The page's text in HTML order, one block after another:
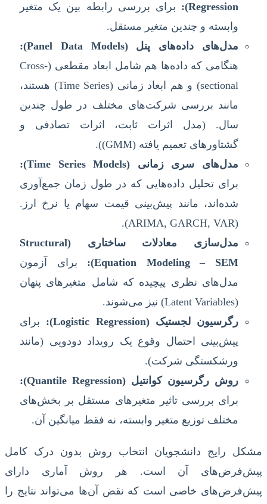
Regression):
برای بررسی رابطه بین یک متغیر
وابسته و چندین متغیر مستقل.
مدل‌های داده‌های پنل (Panel Data Models):
هنگامی که داده‌ها هم شامل ابعاد مقطعی (Cross-
sectional) و هم ابعاد زمانی (Time Series) هستند،
مانند بررسی شرکت‌های مختلف در طول چندین
سال. (مدل اثرات ثابت، اثرات تصادفی و
گشتاورهای تعمیم یافته (GMM)).
مدل‌های سری زمانی (Time Series Models):
برای تحلیل داده‌هایی که در طول زمان جمع‌آوری
شده‌اند، مانند پیش‌بینی قیمت سهام یا نرخ ارز.
(ARIMA, GARCH, VAR).
مدل‌سازی معادلات ساختاری (Structural
Equation Modeling – SEM):
برای آزمون
مدل‌های نظری پیچیده که شامل متغیرهای پنهان
(Latent Variables) نیز می‌شوند.
رگرسیون لجستیک (Logistic Regression):
برای
پیش‌بینی احتمال وقوع یک رویداد دودویی (مانند
ورشکستگی شرکت).
روش رگرسیون کوانتیل (Quantile Regression):
برای بررسی تاثیر متغیرهای مستقل بر بخش‌های
مختلف توزیع متغیر وابسته، نه فقط میانگین آن.
مشکل رایج دانشجویان انتخاب روش بدون درک کامل
پیش‌فرض‌های آن است. هر روش آماری دارای
پیش‌فرض‌های خاصی است که نقض آن‌ها می‌تواند نتایج را